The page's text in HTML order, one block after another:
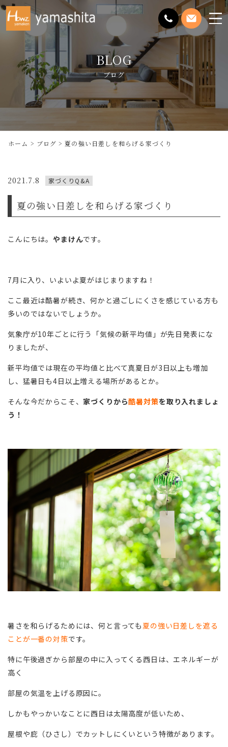
メ
ニ
を
開
く
BLOG
ブログ
ホーム ブログ 夏の強い日差しを和らげる家づくり
2021.7.8 家づくりQ&A
夏の強い日差しを和らげる家づくり
こんにちは。やまけんです。
7月に入り、いよいよ夏がはじまりますね！
ここ最近は酷暑が続き、何かと過ごしにくさを感じている方も
多いのではないでしょうか。
気象庁が10年ごとに行う「気候の新平均値」が先日発表にな
りましたが、
新平均値では現在の平均値と比べて真夏日が3日以上も増加
し、猛暑日も4日以上増える場所があるとか。
そんな今だからこそ、 家づくりから酷暑対策を取り入れましょ
う！
暑さを和らげるためには、何と言っても 夏の強い日差しを遮る
ことが一番の対策です。
特に午後過ぎから部屋の中に入ってくる西日は、エネルギーが
高く
部屋の気温を上げる原因に。
しかもやっかいなことに西日は太陽高度が低いため、
屋根や庇（ひさし）でカットしにくいという特徴があります。